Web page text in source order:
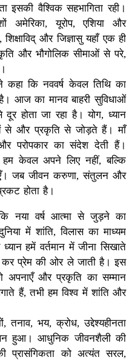
इसकी वैश्विक सहभागिता रही।
यूरोप, एशिया और
और जिज्ञासु यहाँ एक ही
और भौगोलिक सीमाओं से परे,
कहा कि नववर्ष केवल तिथि का
आज का मानव बाहरी सुविधाओं
होता जा रहा है। योग, ध्यान
से और प्रकृति से जोड़ते हैं। माँ
और परोपकार का संदेश देती हैं।
केवल अपने लिए नहीं, बल्कि
जब जीवन करुणा, संतुलन और
होता है।
नया वर्ष आत्मा से जुड़ने का
में शांति, विलास का माध्यम
हमें वर्तमान में जीना सिखाते
प्रेम की ओर ले जाती है। इस
अपनाएँ और प्रकृति का सम्मान
हैं, तभी हम विश्व में शांति और
भय, क्रोध, उद्देश्यहीनता
हुआ। आधुनिक जीवनशैली की
प्रासंगिकता को अत्यंत सरल,